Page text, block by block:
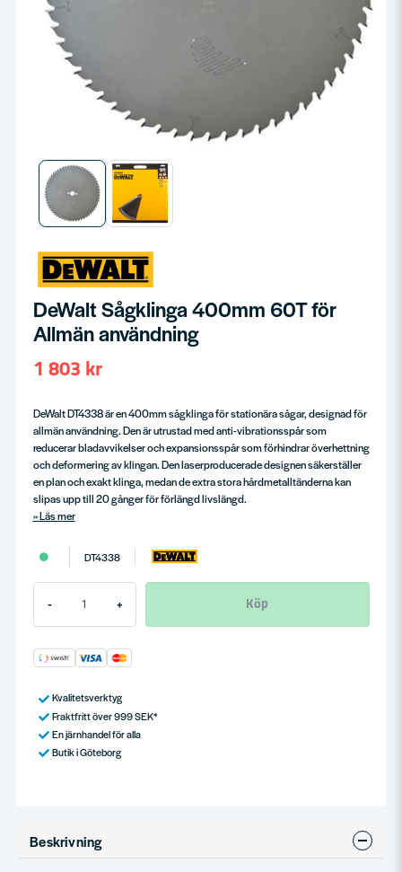
DeWalt Sågklinga 400mm 60T för
Allmän användning
1 803 kr
DeWalt DT4338 är en 400mm sågklinga för stationära sågar, designad för
allmän användning. Den är utrustad med anti-vibrationsspår som
reducerar bladavvikelser och expansionsspår som förhindrar överhettning
och deformering av klingan. Den laserproducerade designen säkerställer
en plan och exakt klinga, medan de extra stora hårdmetalltänderna kan
slipas upp till 20 gånger för förlängd livslängd.
Läs mer
DT4338
- + Köp
Kvalitetsverktyg
Fraktfritt över 999 SEK*
En järnhandel för alla
Butik i Göteborg
Beskrivning